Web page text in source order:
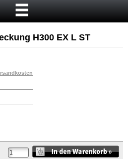
H300 EX L ST